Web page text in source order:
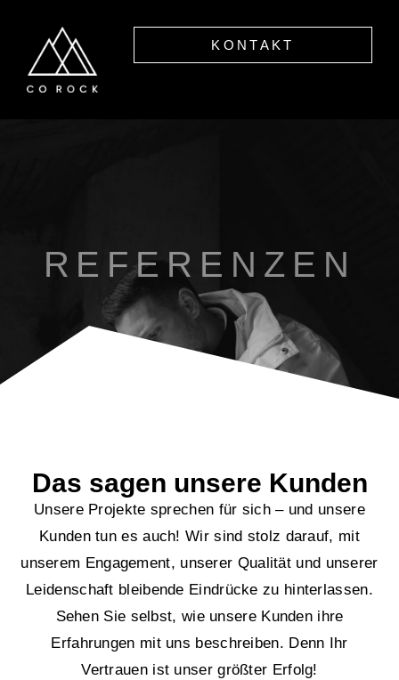
KONTAKT
REFERENZEN
Das sagen unsere Kunden
Unsere Projekte sprechen für sich – und unsere
Kunden tun es auch! Wir sind stolz darauf, mit
unserem Engagement, unserer Qualität und unserer
Leidenschaft bleibende Eindrücke zu hinterlassen.
Sehen Sie selbst, wie unsere Kunden ihre
Erfahrungen mit uns beschreiben. Denn Ihr
Vertrauen ist unser größter Erfolg!